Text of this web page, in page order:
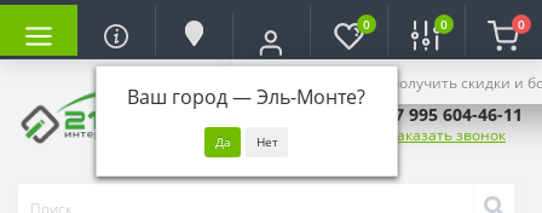
Ваш город —Эль-Монте?
Войдите, чтобы получить скидки и
0 0 0
+7 995 604-46-11
Заказать звонок